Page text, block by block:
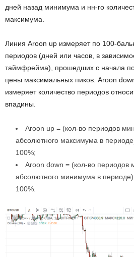
дней назад минимума и нн-го
максимума.
Линия Aroon up измеряет по 100-
периодов (дней или часов, в
таймфрейма), прошедших с начала
цены максимальных пиков. Aroon
измеряет количество периодов
впадины.
Aroon up = (кол-во периодов
абсолютного максимума в
100%;
Aroon down = (кол-во периодов
абсолютного минимума в периоде)
100%.